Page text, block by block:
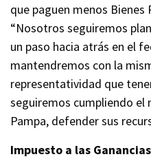
que paguen menos Bienes
“Nosotros seguiremos
un paso hacia atrás en el
mantendremos con la
representatividad que
seguiremos cumpliendo
Pampa, defender sus
Impuesto a las Ganancias